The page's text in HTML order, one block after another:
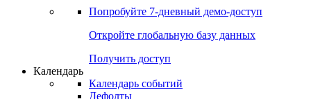
Валютные и процентные свопы
Корпоративные CDS
Попробуйте7-дневный
Откройте глобальную базу данных